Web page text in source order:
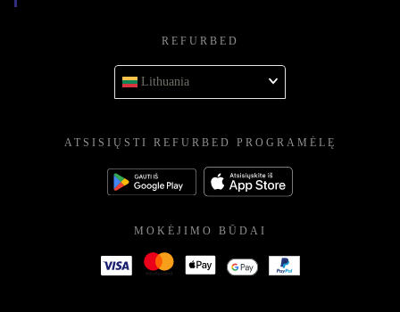
REFURBED
Lithuania
ATSISIŲSTI REFURBED PROGRAMĖLĘ
MOKĖJIMO BŪDAI